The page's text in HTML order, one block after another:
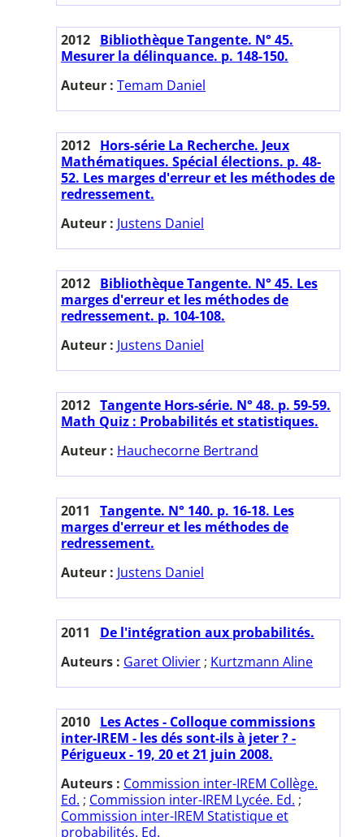
2012 Bibliothèque Tangente. N° 45.
Mesurer la délinquance. p. 148-150.
Auteur : Temam Daniel
2012 Hors-série La Recherche. Jeux
Mathématiques. Spécial élections. p. 48-
52. Les marges d'erreur et les méthodes de
redressement.
Auteur : Justens Daniel
2012 Bibliothèque Tangente. N° 45. Les
marges d'erreur et les méthodes de
redressement. p. 104-108.
Auteur : Justens Daniel
2012 Tangente Hors-série. N° 48. p. 59-59.
Math Quiz : Probabilités et statistiques.
Auteur : Hauchecorne Bertrand
2011
Tangente. N° 140. p. 16-18. Les
marges d'erreur et les méthodes de
redressement.
Auteur : Justens Daniel
2011
De l'intégration aux probabilités.
Auteurs : Garet Olivier ; Kurtzmann Aline
2010 Les Actes - Colloque commissions
inter-IREM - les dés sont-ils à jeter ? -
Périgueux - 19, 20 et 21 juin 2008.
Auteurs : Commission inter-IREM Collège.
Ed. ; Commission inter-IREM Lycée. Ed. ;
Commission inter-IREM Statistique et
probabilités. Ed.